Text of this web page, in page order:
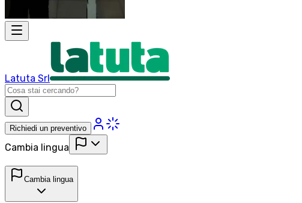
Latuta Srl
Richiedi un preventivo
Cambia lingua
Cambia lingua